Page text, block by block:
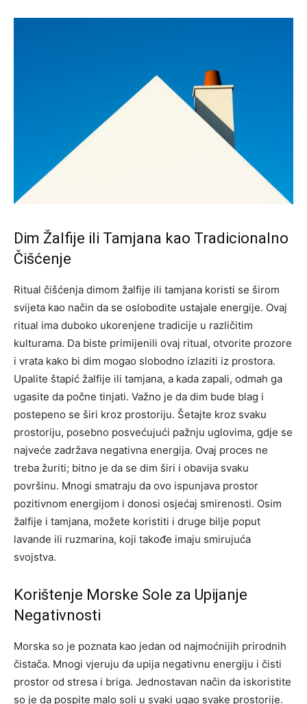
Dim Žalfije ili Tamjana kao Tradicionalno
Čišćenje
Ritual čišćenja dimom žalfije ili tamjana koristi se širom
svijeta kao način da se oslobodite ustajale energije. Ovaj
ritual ima duboko ukorenjene tradicije u različitim
kulturama. Da biste primijenili ovaj ritual, otvorite prozore
i vrata kako bi dim mogao slobodno izlaziti iz prostora.
Upalite štapić žalfije ili tamjana, a kada zapali, odmah ga
ugasite da počne tinjati. Važno je da dim bude blag i
postepeno se širi kroz prostoriju. Šetajte kroz svaku
prostoriju, posebno posvećujući pažnju uglovima, gdje se
najveće zadržava negativna energija. Ovaj proces ne
treba žuriti; bitno je da se dim širi i obavija svaku
površinu. Mnogi smatraju da ovo ispunjava prostor
pozitivnom energijom i donosi osjećaj smirenosti. Osim
žalfije i tamjana, možete koristiti i druge bilje poput
lavande ili ruzmarina, koji takođe imaju smirujuća
svojstva.
Korištenje Morske Sole za Upijanje
Negativnosti
Morska so je poznata kao jedan od najmoćnijih prirodnih
čistača. Mnogi vjeruju da upija negativnu energiju i čisti
prostor od stresa i briga. Jednostavan način da iskoristite
so je da pospite malo soli u svaki ugao svake prostorije.